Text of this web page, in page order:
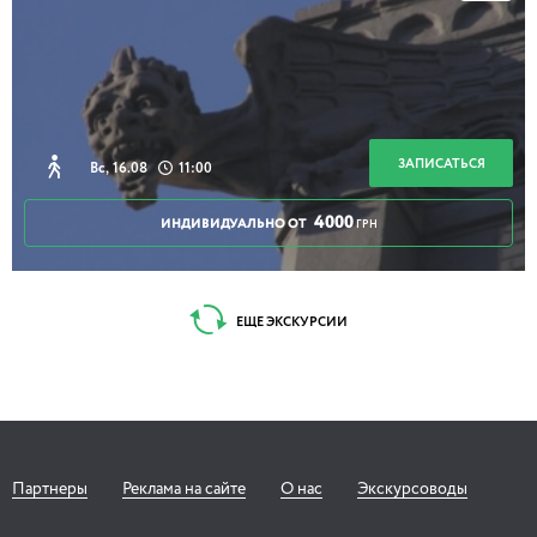
Таємні дворики Кудрявця
2 часа 30 минут
Романтические истории. От Воздвиженки
Вс, 16.08 11:00 ЗАПИСАТЬСЯ
ИНДИВИДУАЛЬНО ОТ 4000 ГРН
ЕЩЕ ЭКСКУРСИИ
Партнеры Реклама на сайте О нас Экскурсоводы